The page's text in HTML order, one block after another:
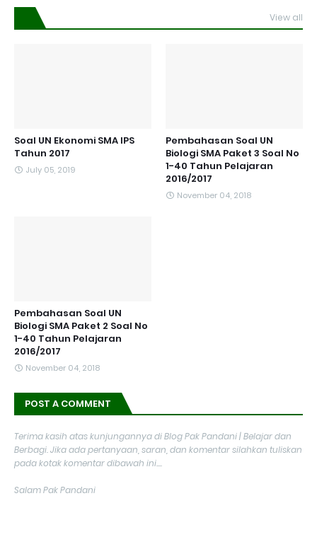
View all
Soal UN Ekonomi SMA IPS
Tahun 2017
July 05, 2019
Pembahasan Soal UN
Biologi SMA Paket 3 Soal No
1-40 Tahun Pelajaran
2016/2017
November 04, 2018
Pembahasan Soal UN
Biologi SMA Paket 2 Soal No
1-40 Tahun Pelajaran
2016/2017
November 04, 2018
POST A COMMENT
Terima kasih atas kunjungannya di Blog Pak Pandani | Belajar dan
Berbagi. Jika ada pertanyaan, saran, dan komentar silahkan tuliskan
pada kotak komentar dibawah ini....
Salam Pak Pandani